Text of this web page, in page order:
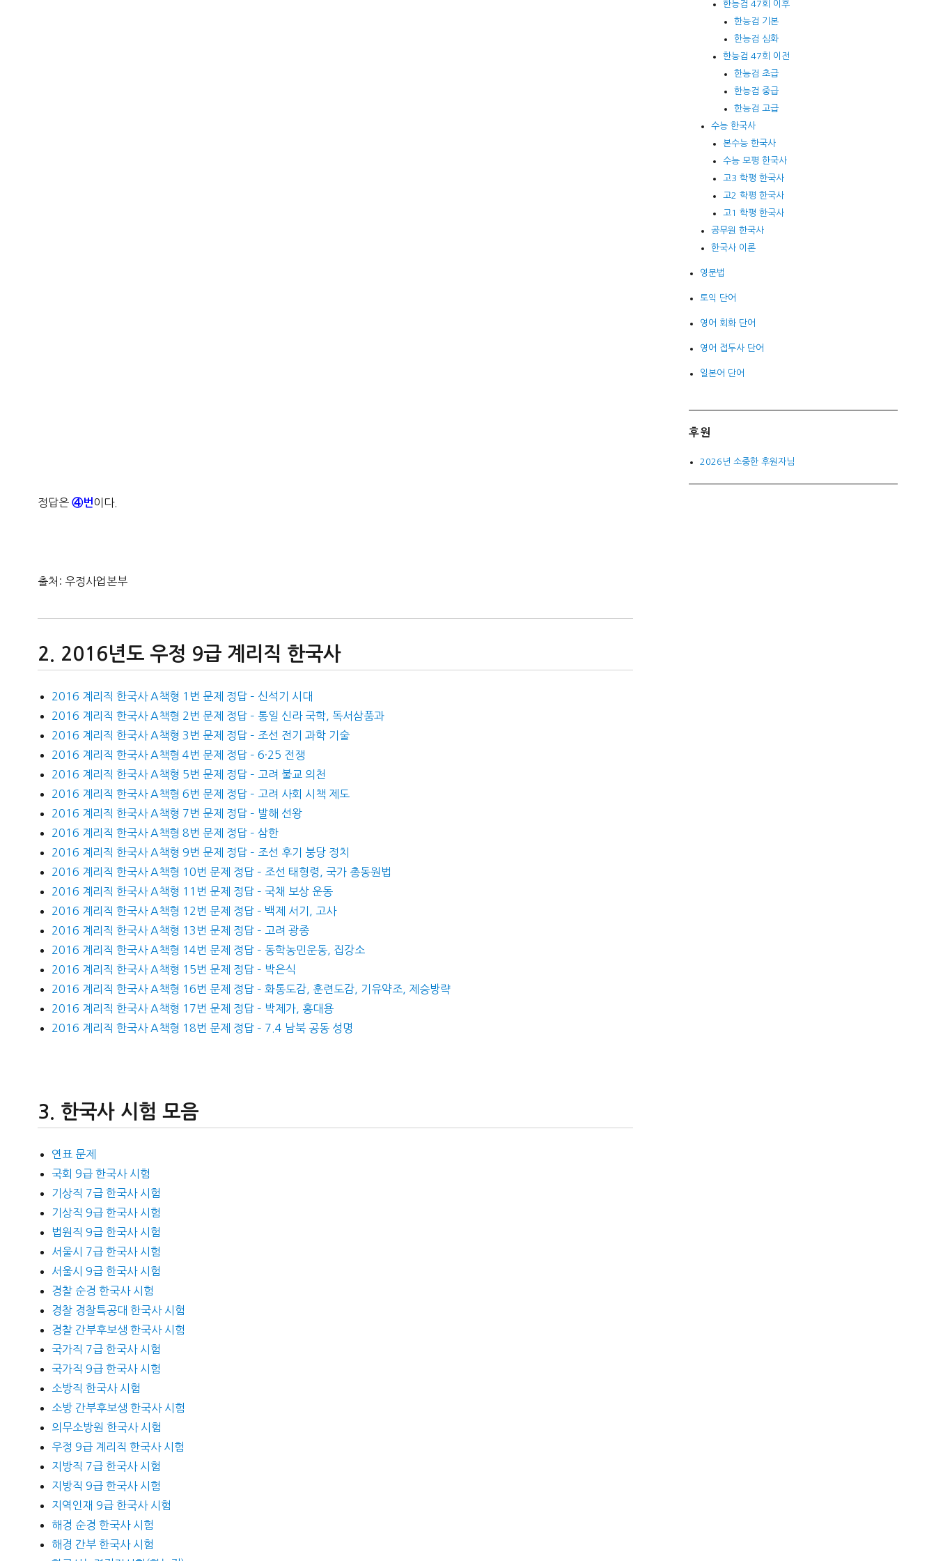
정답은 ④번 이다.
출처: 우정사업본부
2016년도 우정 9급 계리직 한국사
2016 계리직 한국사 A책형 1번 문제 정답 – 신석기 시대
2016 계리직 한국사 A책형 2번 문제 정답 – 통일 신라 국학, 독서삼품과
2016 계리직 한국사 A책형 3번 문제 정답 – 조선 전기 과학 기술
2016 계리직 한국사 A책형 4번 문제 정답 – 6·25 전쟁
2016 계리직 한국사 A책형 5번 문제 정답 – 고려 불교 의천
2016 계리직 한국사 A책형 6번 문제 정답 – 고려 사회 시책 제도
2016 계리직 한국사 A책형 7번 문제 정답 – 발해 선왕
2016 계리직 한국사 A책형 8번 문제 정답 – 삼한
2016 계리직 한국사 A책형 9번 문제 정답 – 조선 후기 붕당 정치
2016 계리직 한국사 A책형 10번 문제 정답 – 조선 태형령, 국가 총동원법
2016 계리직 한국사 A책형 11번 문제 정답 – 국채 보상 운동
2016 계리직 한국사 A책형 12번 문제 정답 – 백제 서기, 고사
2016 계리직 한국사 A책형 13번 문제 정답 – 고려 광종
2016 계리직 한국사 A책형 14번 문제 정답 – 동학농민운동, 집강소
2016 계리직 한국사 A책형 15번 문제 정답 – 박은식
2016 계리직 한국사 A책형 16번 문제 정답 – 화통도감, 훈련도감, 기유약조, 제승방략
2016 계리직 한국사 A책형 17번 문제 정답 – 박제가, 홍대용
2016 계리직 한국사 A책형 18번 문제 정답 – 7.4 남북 공동 성명
한국사 시험 모음
연표 문제
국회 9급 한국사 시험
기상직 7급 한국사 시험
기상직 9급 한국사 시험
법원직 9급 한국사 시험
서울시 7급 한국사 시험
서울시 9급 한국사 시험
경찰 순경 한국사 시험
경찰 경찰특공대 한국사 시험
경찰 간부후보생 한국사 시험
국가직 7급 한국사 시험
국가직 9급 한국사 시험
소방직 한국사 시험
소방 간부후보생 한국사 시험
의무소방원 한국사 시험
우정 9급 계리직 한국사 시험
지방직 7급 한국사 시험
지방직 9급 한국사 시험
지역인재 9급 한국사 시험
해경 순경 한국사 시험
해경 간부 한국사 시험
한능검 47회 이후
한능검 기본
한능검 심화
한능검 47회 이전
한능검 초급
한능검 중급
한능검 고급
수능 한국사
본수능 한국사
수능 모평 한국사
고3 학평 한국사
고2 학평 한국사
고1 학평 한국사
공무원 한국사
한국사 이론
영문법
토익 단어
영어 회화 단어
영어 접두사 단어
일본어 단어
후원
2026년 소중한 후원자님